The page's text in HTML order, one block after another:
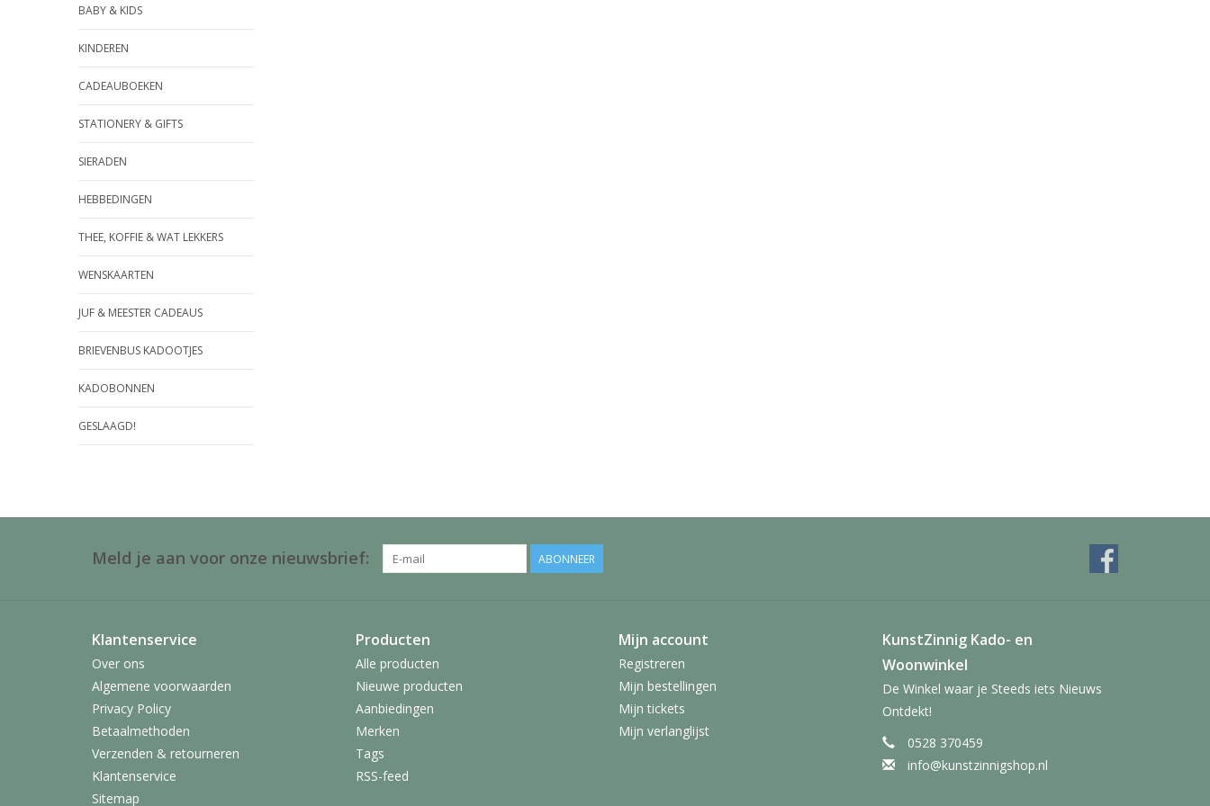
BABY & KIDS
KINDEREN
CADEAUBOEKEN
STATIONERY & GIFTS
SIERADEN
HEBBEDINGEN
THEE, KOFFIE & WAT LEKKERS
WENSKAARTEN
JUF & MEESTER CADEAUS
BRIEVENBUS KADOOTJES
KADOBONNEN
GESLAAGD!
Meld je aan voor onze nieuwsbrief: ABONNEER
Klantenservice
Over ons
Algemene voorwaarden
Privacy Policy
Betaalmethoden
Verzenden & retourneren
Klantenservice
Sitemap
Producten
Alle producten
Nieuwe producten
Aanbiedingen
Merken
Tags
RSS-feed
Mijn account
Registreren
Mijn bestellingen
Mijn tickets
Mijn verlanglijst
KunstZinnig Kado- en
Woonwinkel
De Winkel waar je Steeds iets Nieuws
Ontdekt!
0528 370459
info@kunstzinnigshop.nl